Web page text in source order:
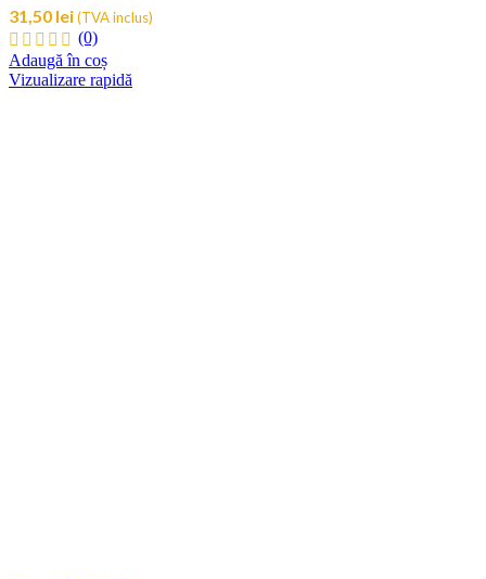
31,50 lei(TVA inclus)
(0)
Adaugă în coș
Vizualizare rapidă